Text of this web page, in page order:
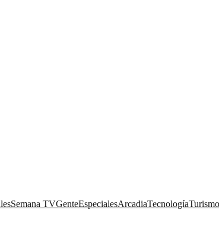
Semana TVGenteEspecialesArcadiaTecnologíaTurismo